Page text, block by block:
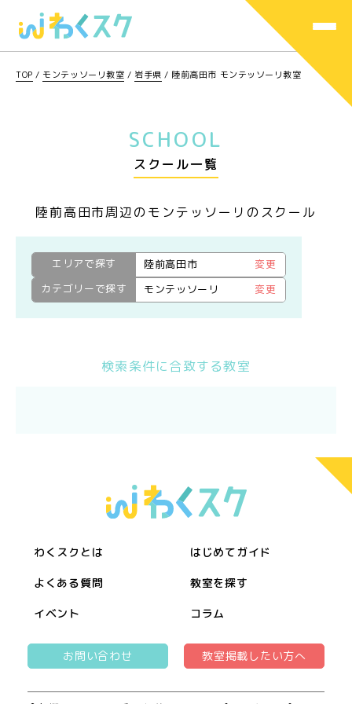
TOP / モンテッソーリ教室 / 岩手県 / 陸前高田市 モンテッソーリ教室
SCHOOL
スクール一覧
陸前高田市周辺のモンテッソーリのスクール
エリアで探す 陸前高田市
変更
カテゴリーで探す
モンテッソーリ 変更
検索条件に合致する教室
わくスクとは はじめてガイド
よくある質問 教室を探す
イベント コラム
お問い合わせ 教室掲載したい方へ